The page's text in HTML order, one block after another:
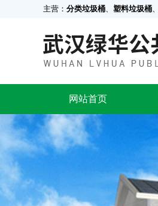
主营： 分类垃圾桶、 塑料垃圾桶、
网站首页